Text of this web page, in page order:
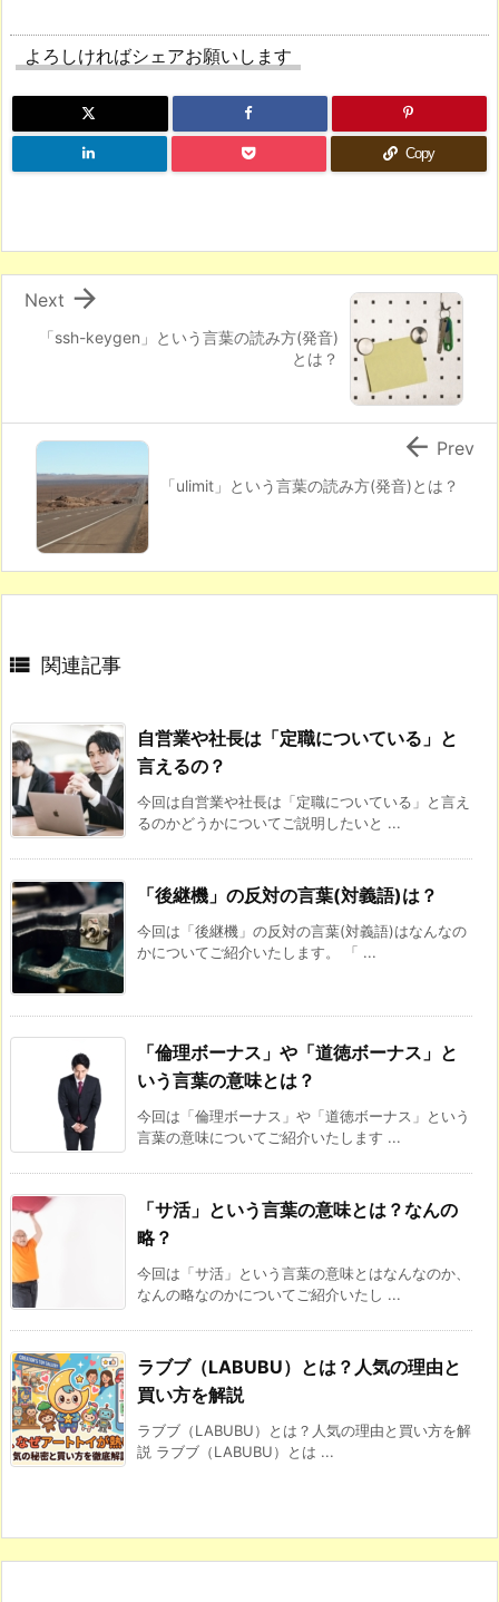
よろしければシェアお願いします
Copy
「ssh-keygen」という言葉の読み方(発音)
とは？

Next
「ulimit」という言葉の読み方(発音)とは？
 Prev
 関連記事
自営業や社長は「定職についている」と
言えるの？
今回は自営業や社長は「定職についている」と言え
るのかどうかについてご説明したいと ...
「後継機」の反対の言葉(対義語)は？
今回は「後継機」の反対の言葉(対義語)はなんなの
かについてご紹介いたします。 「 ...
「倫理ボーナス」や「道徳ボーナス」と
いう言葉の意味とは？
今回は「倫理ボーナス」や「道徳ボーナス」という
言葉の意味についてご紹介いたします ...
「サ活」という言葉の意味とは？なんの
略？
今回は「サ活」という言葉の意味とはなんなのか、
なんの略なのかについてご紹介いたし ...
ラブブ（LABUBU）とは？人気の理由と
買い方を解説
ラブブ（LABUBU）とは？人気の理由と買い方を解
説 ラブブ（LABUBU）とは ...